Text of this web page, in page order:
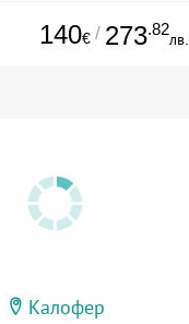
140€ / 273.82
лв.
Калофер